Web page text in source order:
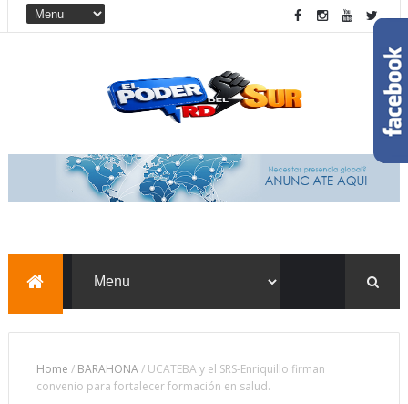
Home / BARAHONA/ UCATEBA y el SRS-Enriquillo firman
convenio para fortalecer formación en salud.